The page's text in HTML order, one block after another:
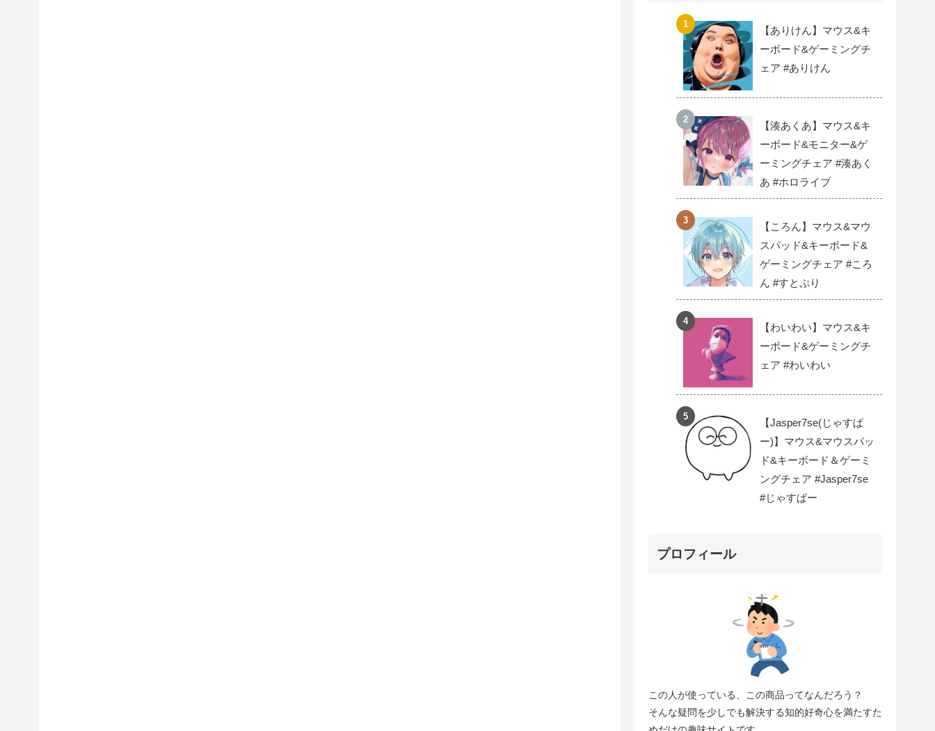
【ありけん】マウス&キ
ーボード&ゲーミングチ
ェア #ありけん
【湊あくあ】マウス&キ
ーボード&モニター&ゲ
ーミングチェア #湊あく
あ #ホロライブ
【ころん】マウス&マウ
スパッド&キーボード&
ゲーミングチェア #ころ
ん #すとぷり
【わいわい】マウス&キ
ーボード&ゲーミングチ
ェア #わいわい
【Jasper7se(じゃすぱ
ー)】マウス&マウスパッ
ド&キーボード＆ゲーミ
ングチェア #Jasper7se
#じゃすぱー
プロフィール
この人が使っている、この商品ってなんだろう？
そんな疑問を少しでも解決する知的好奇心を満たすた